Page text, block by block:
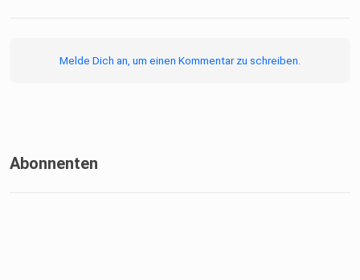
Melde Dich an, um einen Kommentar zu schreiben.
Abonnenten